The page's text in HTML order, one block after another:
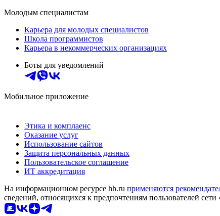
Молодым специалистам
Карьера для молодых специалистов
Школа программистов
Карьера в некоммерческих организациях
Боты для уведомлений
Мобильное приложение
Этика и комплаенс
Оказание услуг
Использование сайтов
Защита персональных данных
Пользовательское соглашение
ИТ аккредитация
На информационном ресурсе hh.ru применяются
сведений, относящихся к предпочтениям пользователей